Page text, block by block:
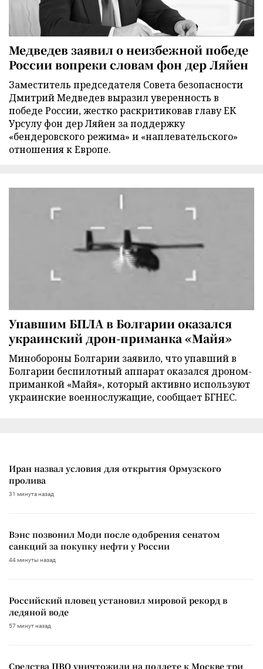
Медведев заявил о неизбежной победе
России вопреки словам фон дер Ляйен
Заместитель председателя Совета безопасности
Дмитрий Медведев выразил уверенность в
победе России, жестко раскритиковав главу ЕК
Урсулу фон дер Ляйен за поддержку
«бендеровского режима» и «наплевательского»
отношения к Европе.
Упавшим БПЛА в Болгарии оказался
украинский дрон-приманка «Майя»
Минобороны Болгарии заявило, что упавший в
Болгарии беспилотный аппарат оказался дроном-
приманкой «Майя», который активно используют
украинские военнослужащие, сообщает БГНЕС.
Иран назвал условия для открытия Ормузского
пролива
31 минута назад
Вэнс позвонил Моди после одобрения сенатом
санкций за покупку нефти у России
44 минуты назад
Российский пловец установил мировой рекорд в
ледяной воде
57 минут назад
Средства ПВО уничтожили на подлете к Москве три